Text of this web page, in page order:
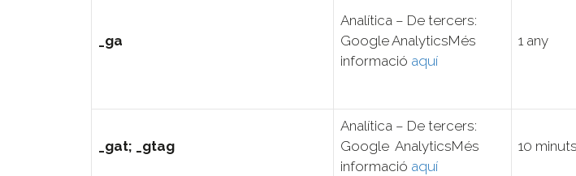
_ga
Analítica – De tercers:
Google AnalyticsMés
informació aquí
1 any
_gat; _gtag
Analítica – De tercers:
Google AnalyticsMés
informació aquí
10 minuts